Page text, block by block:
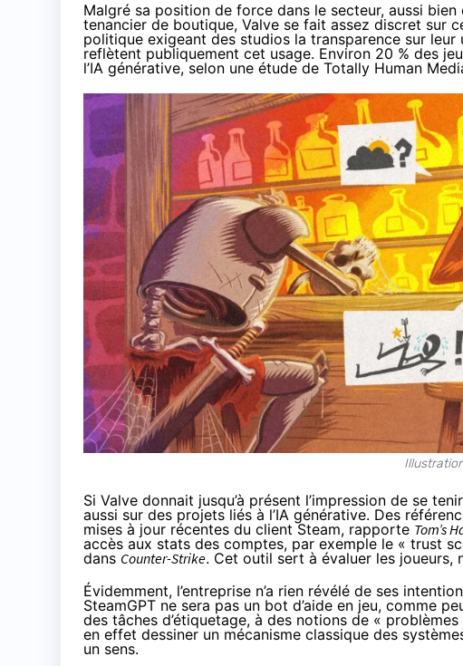
Malgré sa position de force dans le secteur, aussi
tenancier de boutique, Valve se fait assez discret sur
politique exigeant des studios la transparence sur
reflètent publiquement cet usage. Environ 20 % des
l’IA générative, selon une étude de Totally Human
Si Valve donnait jusqu’à présent l’impression de se
aussi sur des projets liés à l’IA générative. Des
mises à jour récentes du client Steam, rapporte Tom’s
accès aux stats des comptes, par exemple le « trust
dans Counter-Strike. Cet outil sert à évaluer les
Évidemment, l’entreprise n’a rien révélé de ses
SteamGPT ne sera pas un bot d’aide en jeu, comme
des tâches d’étiquetage, à des notions de «
en effet dessiner un mécanisme classique des
un sens.